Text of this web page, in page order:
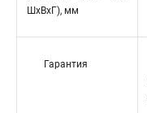
ШхВхГ), мм
Гарантия